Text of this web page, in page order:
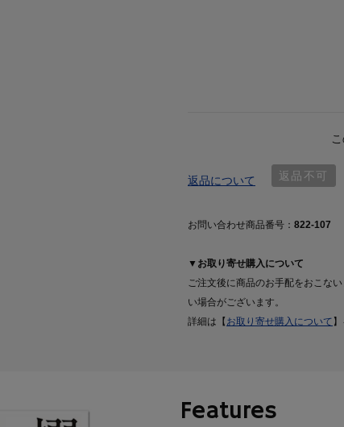
返品不可
返品について
お問い合わせ商品番号： 822-107
▼お取り寄せ購入について
ご注文後に商品のお手配をおこな
い場合がございます。
詳細は【 お取り寄せ購入について
Features